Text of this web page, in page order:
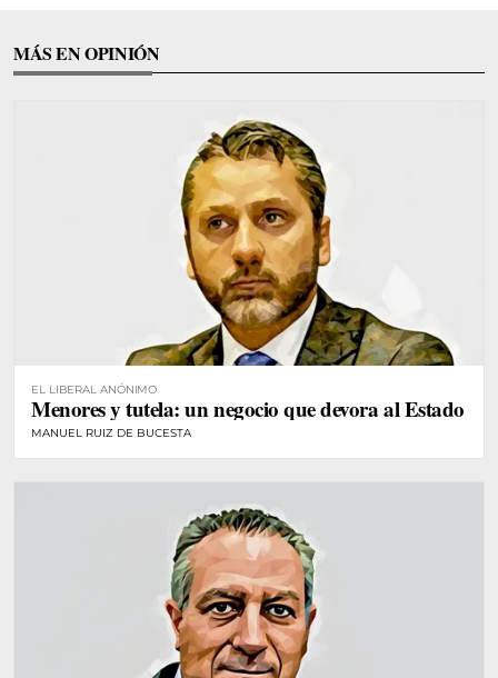
MÁS EN OPINIÓN
EL LIBERAL ANÓNIMO
Menores y tutela: un negocio que devora al Estado
MANUEL RUIZ DE BUCESTA